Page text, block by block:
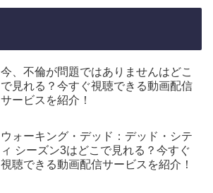
今、不倫が問題ではありませんはどこ
で見れる？今すぐ視聴できる動画配信
サービスを紹介！
ウォーキング・デッド：デッド・シテ
ィ シーズン3はどこで見れる？今すぐ
視聴できる動画配信サービスを紹介！